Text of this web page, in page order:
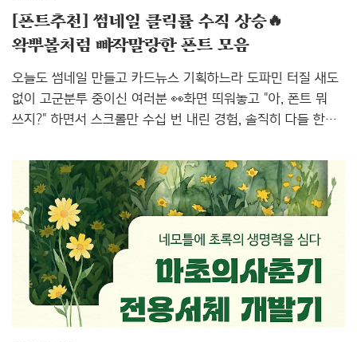
[폰트추천] 썸네일 클릭률 수직 상승🔥
왁뿌볼처럼 뺘작말랑한 폰트 모음
오늘도 썸네일 만들고 카드뉴스 기획하느라 도파민 터질 새도
없이 고군분투 중이신 여러분 👀화면 띄워놓고 "아, 폰트 뭐
쓰지?" 하면서 스크롤만 수십 번 내린 경험, 솔직히 다들 한
싶을 때가 바로 '질감'과 '볼륨감'이 필요한 타이밍입니다!
그래서 오늘은 마치 왁뿌볼처럼 콕 찔러보고 싶게 통통하고
말랑한 폰트부터, 텍스처가 살아있어 뺘작뺘작한 폰트까지!
8월의 트렌드 폰트 10종을 싹 모아왔어요. ✨왁뿌볼 감성 취향
저격당하신 분들이라면, 오늘 추천 폰트들도 분명 마음에 드실
테니 레퍼런스 폴더에 쏙! 저장해 두세요! 뺘작말랑! 시선을
사로잡는 8월의 폰트!#말랑말랑 #귀여움 #왁뿌볼 #볼륨감 #
텍스처 #픽셀폰트 1. Yoon 뀨..